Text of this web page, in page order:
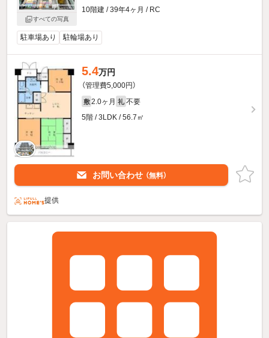
すべての写真
10階建 / 39年4ヶ月 / RC
駐車場あり 駐輪場あり
5.4万円
（管理費5,000円）
敷 2.0ヶ月 礼 不要
5階 / 3LDK / 56.7㎡
お問い合わせ （無料）
提供